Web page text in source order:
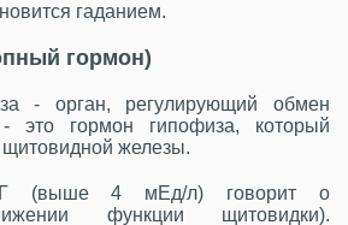
гаданием.
гормон)
- орган, регулирующий обмен
гормон гипофиза, который
щитовидной железы.
(выше 4 мЕд/л) говорит о
функции щитовидки).